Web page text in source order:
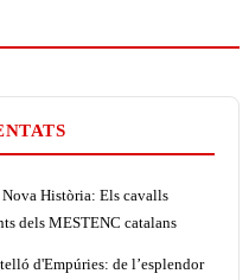
Història: Els cavalls
dels MESTENC catalans
d'Empúries: de l’esplendor